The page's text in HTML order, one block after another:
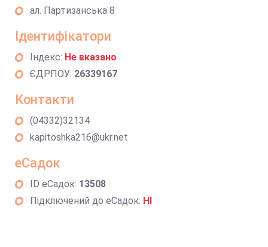
ал. Партизанська 8
Ідентифікатори
Індекс: Не вказано
ЄДРПОУ: 26339167
Контакти
(04332)32134
kapitoshka216@ukr.net
еСадок
ID еСадок: 13508
Підключений до еСадок: НІ